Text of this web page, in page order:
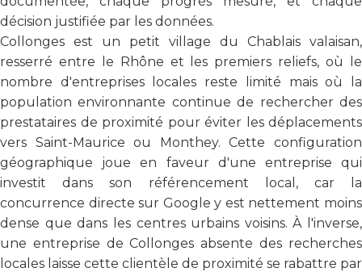
décision justifiée par les données.
Collonges est un petit village du Chablais valaisan,
resserré entre le Rhône et les premiers reliefs, où le
nombre d'entreprises locales reste limité mais où la
population environnante continue de rechercher des
prestataires de proximité pour éviter les déplacements
vers Saint-Maurice ou Monthey. Cette configuration
géographique joue en faveur d'une entreprise qui
investit dans son référencement local, car la
concurrence directe sur Google y est nettement moins
dense que dans les centres urbains voisins. À l'inverse,
une entreprise de Collonges absente des recherches
locales laisse cette clientèle de proximité se rabattre par